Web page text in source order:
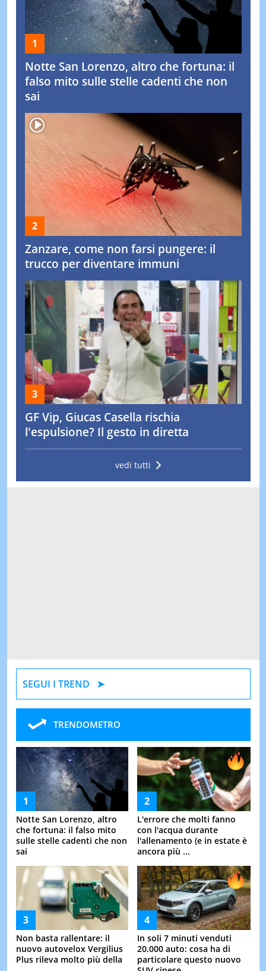
Notte San Lorenzo, altro che fortuna: il
falso mito sulle stelle cadenti che non
sai
Zanzare, come non farsi pungere: il
trucco per diventare immuni
GF Vip, Giucas Casella rischia
l'espulsione? Il gesto in diretta
vedi tutti
SEGUI I TREND
TRENDOMETRO
Notte San Lorenzo, altro
che fortuna: il falso mito
sulle stelle cadenti che non
sai
L'errore che molti fanno
con l'acqua durante
l'allenamento (e in estate è
ancora più ...
Non basta rallentare: il
nuovo autovelox Vergilius
Plus rileva molto più della
In soli 7 minuti venduti
20.000 auto: cosa ha di
particolare questo nuovo